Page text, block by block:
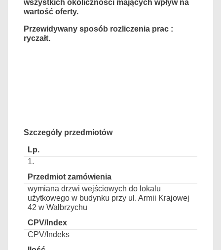
wszystkich okoliczności mających wpływ na
wartość oferty.
Przewidywany sposób rozliczenia prac :
ryczałt.
Szczegóły przedmiotów
1.
wymiana drzwi wejściowych do lokalu
użytkowego w budynku przy ul. Armii Krajowej
42 w Wałbrzychu
CPV/Indeks